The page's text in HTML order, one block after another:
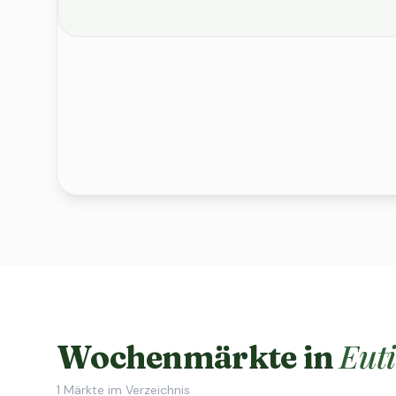
Wochenmärkte in
1 Märkte im Verzeichnis